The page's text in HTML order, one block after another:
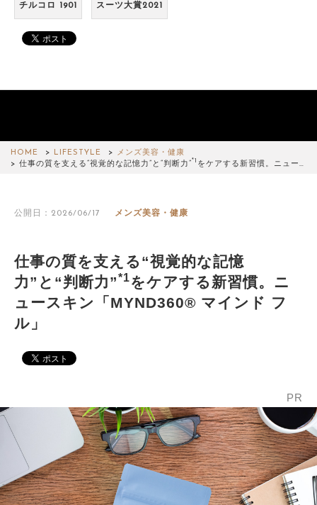
チルコロ 1901 スーツ大賞2021
HOME LIFESTYLE
メンズ美容・健康
仕事の質を支える“視覚的な記憶力”と“判断力”*1 をケアする新習慣。ニュー…
公開日：2026/06/17 メンズ美容・健康
仕事の質を支える“視覚的な記憶
力”と“判断力”*1をケアする新習慣。ニ
ュースキン「MYND360® マインド フ
ル」
PR